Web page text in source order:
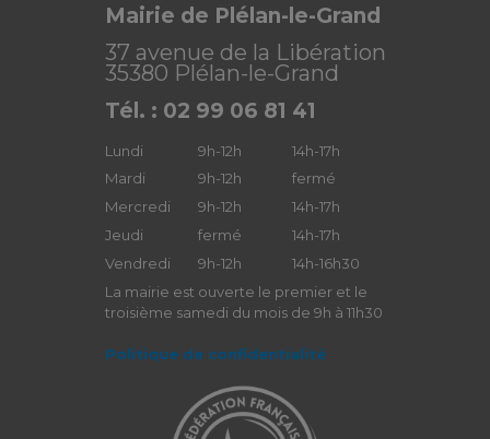
Mairie de Plélan-le-Grand
37 avenue de la Libération
35380 Plélan-le-Grand
Tél. : 02 99 06 81 41
Lundi 9h-12h
14h-17h
Mardi
9h-12h
fermé
Mercredi
9h-12h
14h-17h
Jeudi
fermé
14h-17h
Vendredi
9h-12h
14h-16h30
La mairie est ouverte le premier et le
troisième samedi du mois de 9h à 11h30
Politique de confidentialité